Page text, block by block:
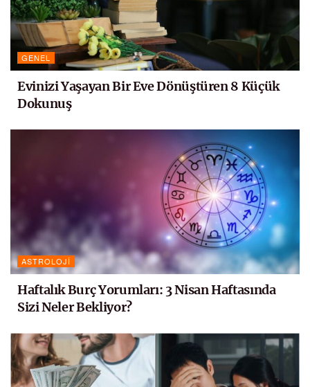
GENEL
Evinizi Yaşayan Bir Eve Dönüştüren 8 Küçük
Dokunuş
ASTROLOJI
Haftalık Burç Yorumları: 3 Nisan Haftasında
Sizi Neler Bekliyor?